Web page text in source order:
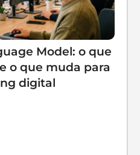
Model: o que
o que muda para
digital